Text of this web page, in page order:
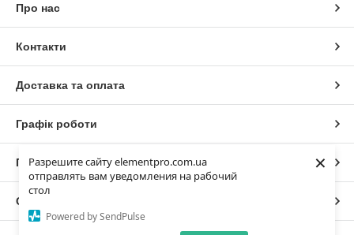
Разрешите сайту elementpro.com.ua
отправлять вам уведомления на рабочий
стол
Powered by SendPulse
×
Про нас
Контакти
Доставка та оплата
Графік роботи
Повна версія сайту
Сайт створено на маркетплейсі